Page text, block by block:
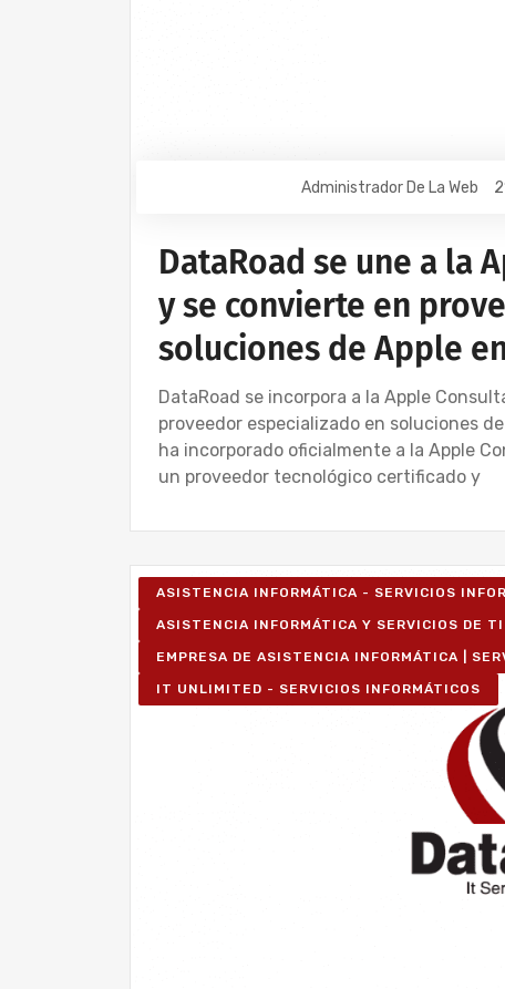
Administrador De La Web
DataRoad se une a la
y se convierte en
soluciones de Apple
DataRoad se incorpora a la Apple
proveedor especializado en soluciones
ha incorporado oficialmente a la Apple
un proveedor tecnológico certificado y
ASISTENCIA INFORMÁTICA - SERVICIOS
ASISTENCIA INFORMÁTICA Y SERVICIOS DE TI
EMPRESA DE ASISTENCIA INFORMÁTICA |
IT UNLIMITED - SERVICIOS INFORMÁTICOS